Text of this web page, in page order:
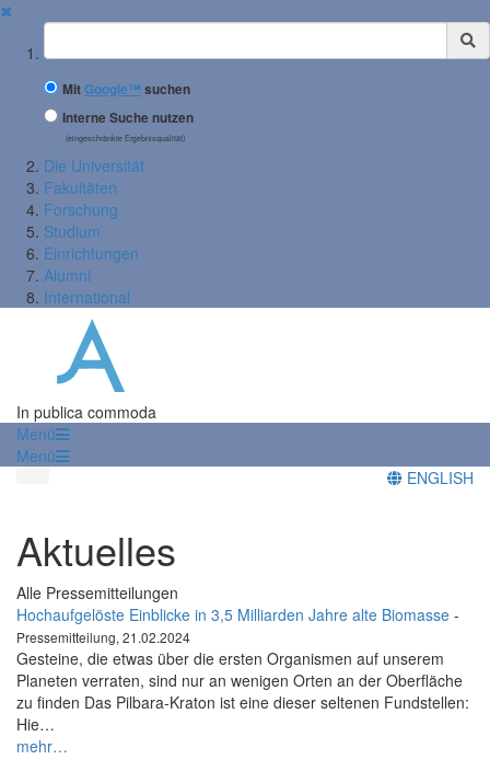
✖
Suchbegriff
MitGoogle™ suchen
Interne Suche nutzen
(eingeschränkte Ergebnisqualität)
Die Universität
Fakultäten
Forschung
Studium
Einrichtungen
Alumni
International
In publica commoda
Menü
Menü
ENGLISH
Aktuelles
Alle Pressemitteilungen
Hochaufgelöste Einblicke in 3,5 Milliarden Jahre alte Biomasse -
Pressemitteilung, 21.02.2024
Gesteine, die etwas über die ersten Organismen auf unserem
Planeten verraten, sind nur an wenigen Orten an der Oberfläche
zu finden Das Pilbara-Kraton ist eine dieser seltenen Fundstellen:
Hie…
mehr…